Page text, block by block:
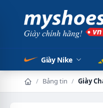
Giày Nike
/ Bảng tin / Giày